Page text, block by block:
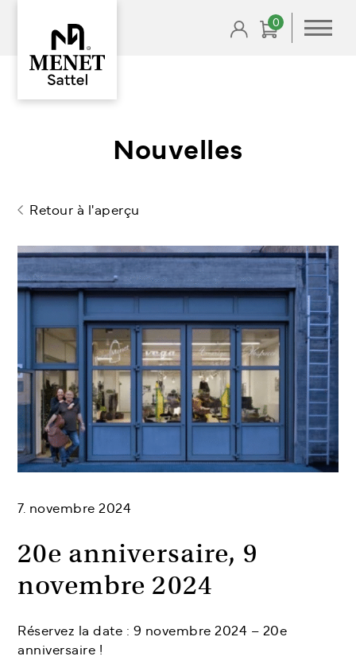
0
Nouvelles
Retour à l'aperçu
7. novembre 2024
20e anniversaire, 9
novembre 2024
Réservez la date : 9 novembre 2024 – 20e
anniversaire !